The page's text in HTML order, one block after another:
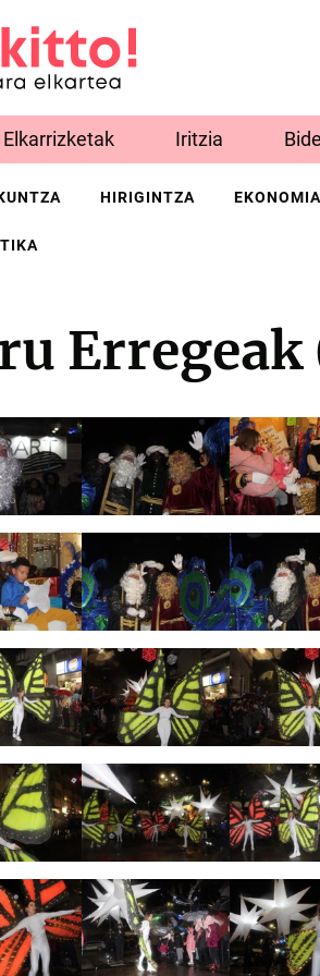
Elkarrizketak Iritzia
HIRIGINTZA EKONOMIA
Erregeak